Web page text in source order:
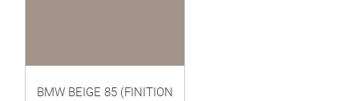
BMW BEIGE 85 (FINITION